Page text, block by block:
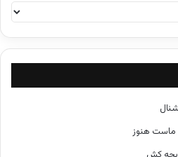
ماست هنوز